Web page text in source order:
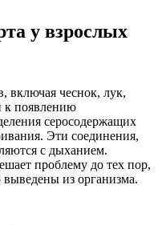
у взрослых
включая чеснок, лук,
к появлению
серосодержащих
Эти соединения,
с дыханием.
проблему до тех пор,
выведены из организма.